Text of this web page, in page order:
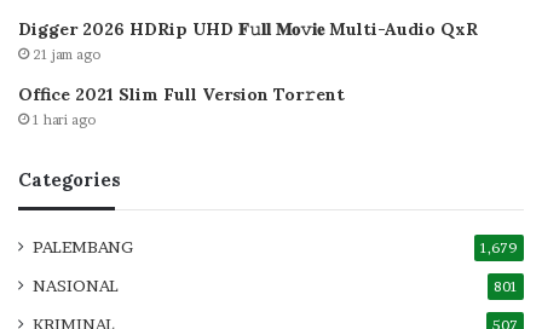
Digger 2026 HDRip UHD 𝐅𝚞𝐥𝐥 𝐌𝐨𝚟𝐢𝐞 Multi-Audio QxR
21 jam ago
Office 2021 Slim Full Version Tor𝚛ent
1 hari ago
Categories
PALEMBANG 1,679
NASIONAL 801
KRIMINAL 507